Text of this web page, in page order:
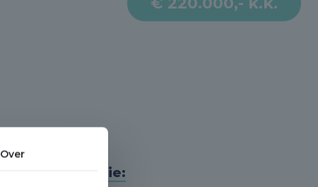
Meer informatie:
Over